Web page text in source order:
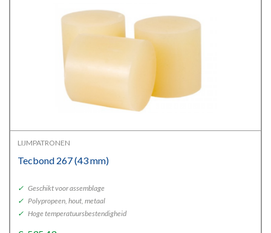
LIJMPATRONEN
Tecbond 267 (43 mm)
✓ Geschikt voor assemblage
✓ Polypropeen, hout, metaal
✓ Hoge temperatuursbestendigheid